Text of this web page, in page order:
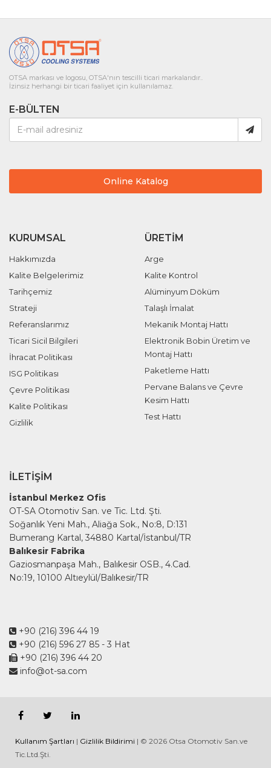
OTSA markası ve logosu, OTSA'nın tescilli ticari markalarıdır..
İzinsiz herhangi bir ticari faaliyet için kullanılamaz.
E-BÜLTEN
Online Katalog
KURUMSAL
Hakkımızda
Kalite Belgelerimiz
Tarihçemiz
Strateji
Referanslarımız
Ticari Sicil Bilgileri
İhracat Politikası
ISG Politikası
Çevre Politikası
Kalite Politikası
Gizlilik
ÜRETIM
Arge
Kalite Kontrol
Alüminyum Döküm
Talaşlı İmalat
Mekanik Montaj Hattı
Elektronik Bobin Üretim ve
Montaj Hattı
Paketleme Hattı
Pervane Balans ve Çevre
Kesim Hattı
Test Hattı
İLETIŞIM
İstanbul Merkez Ofis
OT-SA Otomotiv San. ve Tic. Ltd. Şti.
Soğanlık Yeni Mah., Aliağa Sok., No:8, D:131
Bumerang Kartal, 34880 Kartal/İstanbul/TR
Balıkesir Fabrika
Gaziosmanpaşa Mah., Balıkesir OSB., 4.Cad.
No:19, 10100 Altıeylül/Balıkesir/TR
+90 (216) 396 44 19
+90 (216) 596 27 85 - 3 Hat
+90 (216) 396 44 20
info@ot-sa.com
Kullanım Şartları | Gizlilik Bildirimi | © 2026 Otsa Otomotiv San.ve
Tic.Ltd.Şti.